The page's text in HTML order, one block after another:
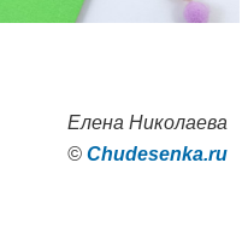
Елена Николаева
© Сhudesenka.ru